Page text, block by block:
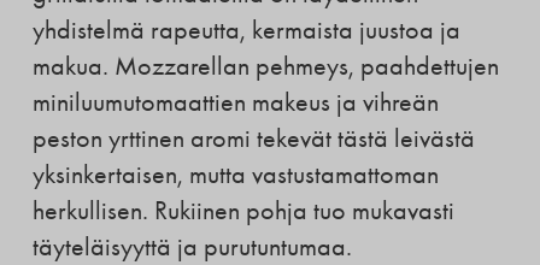
yhdistelmä rapeutta, kermaista juustoa ja
makua. Mozzarellan pehmeys, paahdettujen
miniluumutomaattien makeus ja vihreän
peston yrttinen aromi tekevät tästä leivästä
yksinkertaisen, mutta vastustamattoman
herkullisen. Rukiinen pohja tuo mukavasti
täyteläisyyttä ja purutuntumaa.